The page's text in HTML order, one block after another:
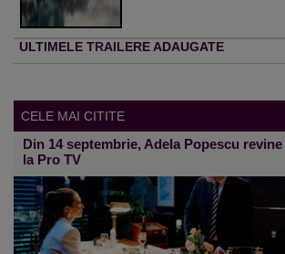
ULTIMELE TRAILERE ADAUGATE
CELE MAI CITITE
Din 14 septembrie, Adela Popescu
la Pro TV